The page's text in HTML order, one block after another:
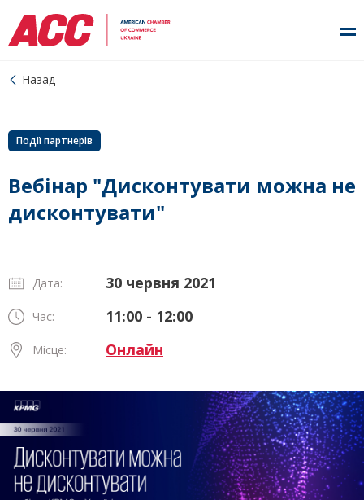
Назад
Події партнерів
Вебінар "Дисконтувати можна не
дисконтувати"
Дата: 30 червня 2021
Час: 11:00 - 12:00
Місце: Онлайн